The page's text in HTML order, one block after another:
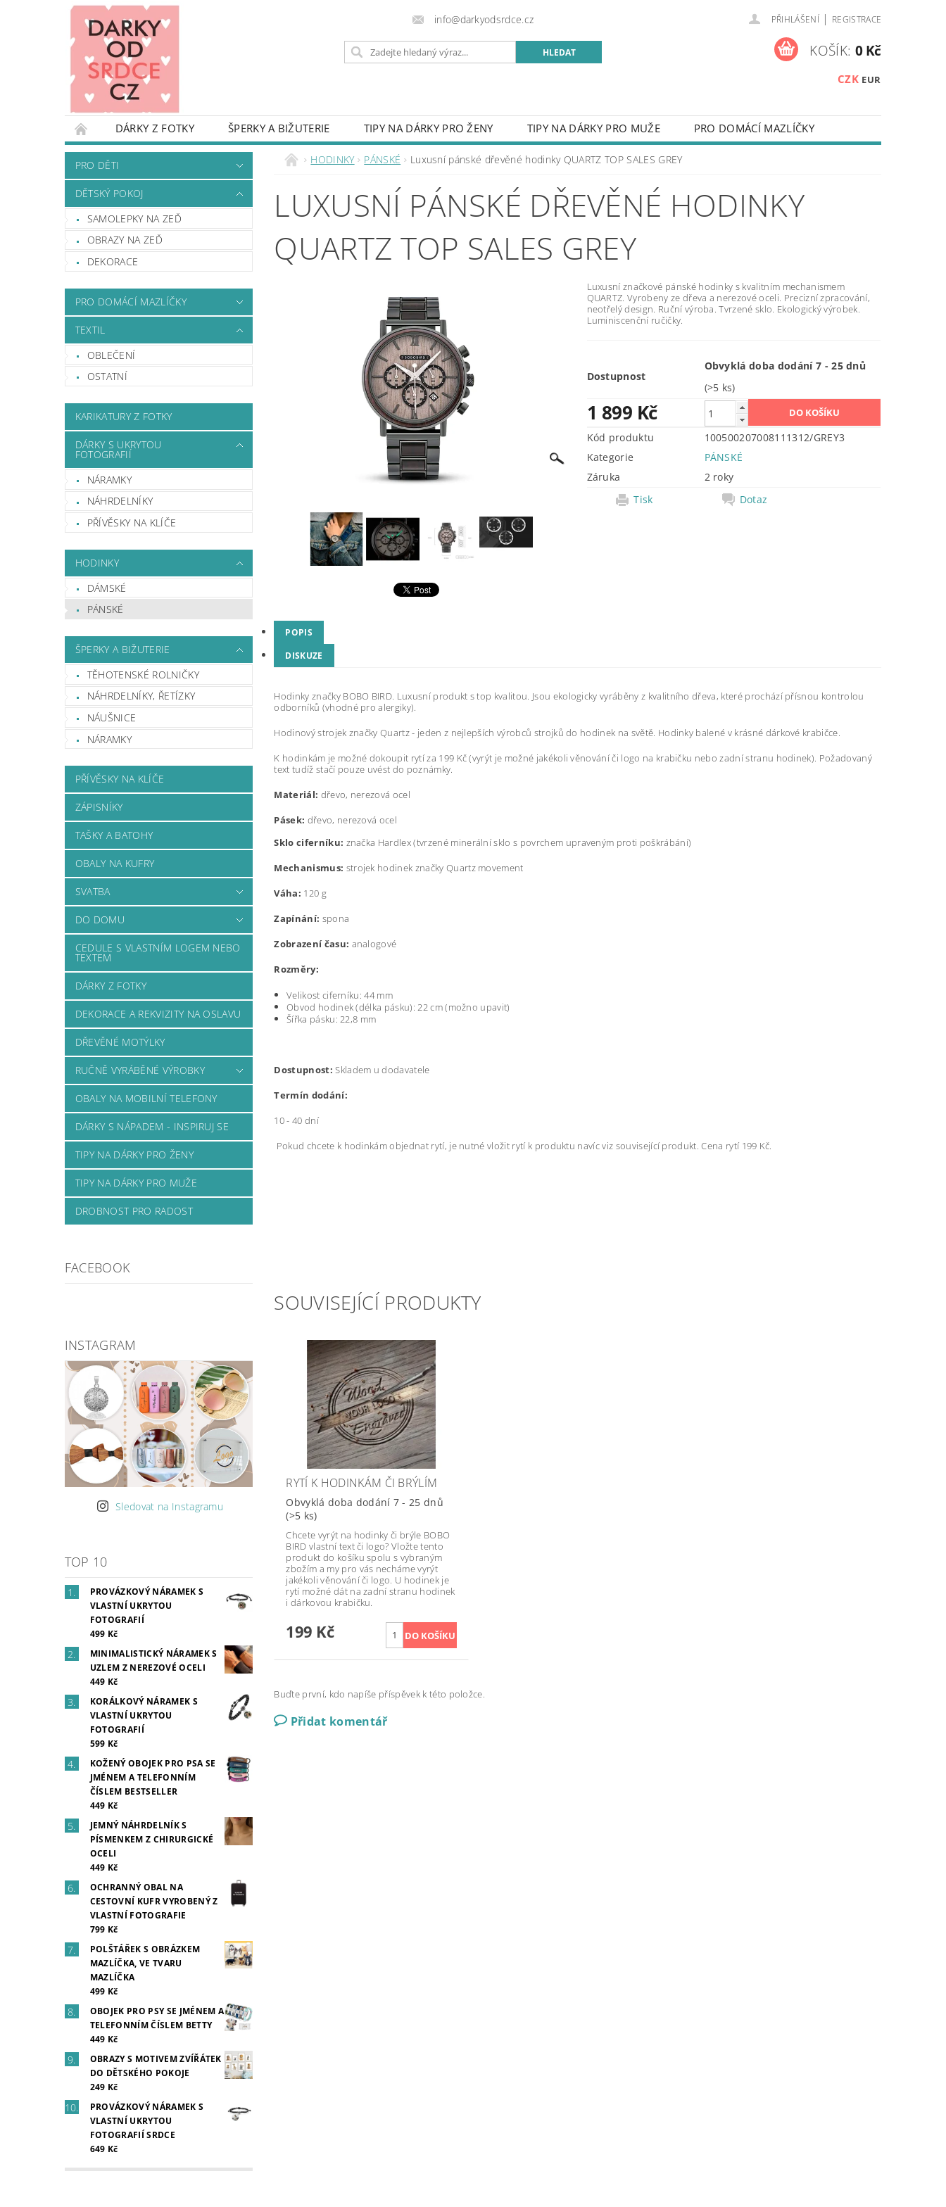
info@darkyodsrdce.cz PŘIHLÁŠENÍ | REGISTRACE
CZK EUR
KOŠÍK: 0 Kč
DÁRKY Z FOTKY ŠPERKY A BIŽUTERIE TIPY NA DÁRKY PRO ŽENY TIPY NA DÁRKY PRO MUŽE
PRO DOMÁCÍ MAZLÍČKY
PRO DĚTI
DĚTSKÝ POKOJ KARIKATURY Z FOTKY HODINKY OBLEČENÍ PŘÍVĚSKY NA KLÍČE
TAŠKY A BATOHY
OBALY NA KUFRY
DEKORACE A REKVIZITY NA OSLAVU
DŘEVĚNÉ MOTÝLKY RUČNĚ VYRÁBĚNÉ VÝROBKY
OBALY NA MOBILNÍ TELEFONY
DÁRKY S NÁPADEM - INSPIRUJ SE
PODMÍNKY OCHRANY OSOBNÍCH ÚDAJŮ
OBCHODNÍ PODMÍNKY NAPIŠTE NÁM ZÁSADY POUŽÍVÁNÍ SOUBORŮ COOKIES
PRO DĚTI
DĚTSKÝ POKOJ
SAMOLEPKY NA ZEĎ
OBRAZY NA ZEĎ
DEKORACE
PRO DOMÁCÍ MAZLÍČKY
TEXTIL
OBLEČENÍ
OSTATNÍ
KARIKATURY Z FOTKY
DÁRKY S UKRYTOU
FOTOGRAFIÍ
NÁRAMKY
NÁHRDELNÍKY
PŘÍVĚSKY NA KLÍČE
HODINKY
DÁMSKÉ
PÁNSKÉ
ŠPERKY A BIŽUTERIE
TĚHOTENSKÉ ROLNIČKY
NÁHRDELNÍKY, ŘETÍZKY
NÁUŠNICE
NÁRAMKY
PŘÍVĚSKY NA KLÍČE
ZÁPISNÍKY
TAŠKY A BATOHY
OBALY NA KUFRY
SVATBA
DO DOMU
CEDULE S VLASTNÍM LOGEM NEBO
TEXTEM
DÁRKY Z FOTKY
DEKORACE A REKVIZITY NA OSLAVU
DŘEVĚNÉ MOTÝLKY
RUČNĚ VYRÁBĚNÉ VÝROBKY
OBALY NA MOBILNÍ TELEFONY
DÁRKY S NÁPADEM - INSPIRUJ SE
TIPY NA DÁRKY PRO ŽENY
TIPY NA DÁRKY PRO MUŽE
DROBNOST PRO RADOST
FACEBOOK
INSTAGRAM
Sledovat na Instagramu
TOP 10
PROVÁZKOVÝ NÁRAMEK S
VLASTNÍ UKRYTOU
FOTOGRAFIÍ
499 Kč
MINIMALISTICKÝ NÁRAMEK S
UZLEM Z NEREZOVÉ OCELI
449 Kč
KORÁLKOVÝ NÁRAMEK S
VLASTNÍ UKRYTOU
FOTOGRAFIÍ
599 Kč
KOŽENÝ OBOJEK PRO PSA SE
JMÉNEM A TELEFONNÍM
ČÍSLEM BESTSELLER
449 Kč
JEMNÝ NÁHRDELNÍK S
PÍSMENKEM Z CHIRURGICKÉ
OCELI
449 Kč
OCHRANNÝ OBAL NA
CESTOVNÍ KUFR VYROBENÝ Z
VLASTNÍ FOTOGRAFIE
799 Kč
POLŠTÁŘEK S OBRÁZKEM
MAZLÍČKA, VE TVARU
MAZLÍČKA
499 Kč
OBOJEK PRO PSY SE JMÉNEM A
TELEFONNÍM ČÍSLEM BETTY
449 Kč
OBRAZY S MOTIVEM ZVÍŘÁTEK
DO DĚTSKÉHO POKOJE
249 Kč
PROVÁZKOVÝ NÁRAMEK S
VLASTNÍ UKRYTOU
FOTOGRAFIÍ SRDCE
649 Kč
HODINKY PÁNSKÉ Luxusní pánské dřevěné hodinky QUARTZ TOP SALES GREY
LUXUSNÍ PÁNSKÉ DŘEVĚNÉ HODINKY
QUARTZ TOP SALES GREY
Luxusní značkové pánské hodinky s kvalitním mechanismem
QUARTZ. Vyrobeny ze dřeva a nerezové oceli. Precizní zpracování,
neotřelý design. Ruční výroba. Tvrzené sklo. Ekologický výrobek.
Luminiscenční ručičky.
Dostupnost
Obvyklá doba dodání 7 - 25 dnů
(>5 ks)
1 899 Kč
Kód produktu
100500207008111312/GREY3
Kategorie
PÁNSKÉ
Záruka
2 roky
Tisk
Dotaz
POPIS
DISKUZE
Hodinky značky BOBO BIRD. Luxusní produkt s top kvalitou. Jsou ekologicky vyráběny z kvalitního dřeva, které prochází přísnou kontrolou
odborníků (vhodné pro alergiky).
Hodinový strojek značky Quartz - jeden z nejlepších výrobců strojků do hodinek na světě. Hodinky balené v krásné dárkové krabičce.
K hodinkám je možné dokoupit rytí za 199 Kč (vyrýt je možné jakékoli věnování či logo na krabičku nebo zadní stranu hodinek). Požadovaný
text tudíž stačí pouze uvést do poznámky.
Materiál: dřevo, nerezová ocel
Pásek: dřevo, nerezová ocel
Sklo ciferníku: značka Hardlex (tvrzené minerální sklo s povrchem upraveným proti poškrábání)
Mechanismus: strojek hodinek značky Quartz movement
Váha: 120 g
Zapínání: spona
Zobrazení času: analogové
Rozměry:
Velikost ciferníku: 44 mm
Obvod hodinek (délka pásku): 22 cm (možno upavit)
Šířka pásku:22,8 mm
Dostupnost: Skladem u dodavatele
Termín dodání:
10 - 40 dní
Pokud chcete k hodinkám objednat rytí, je nutné vložit rytí k produktu navíc viz související produkt. Cena rytí 199 Kč.
SOUVISEJÍCÍ PRODUKTY
RYTÍ K HODINKÁM ČI BRÝLÍM
Obvyklá doba dodání 7 - 25 dnů
(>5 ks)
Chcete vyrýt na hodinky či brýle BOBO
BIRD vlastní text či logo? Vložte tento
produkt do košíku spolu s vybraným
zbožím a my pro vás necháme vyrýt
jakékoli věnování či logo. U hodinek je
rytí možné dát na zadní stranu hodinek
i dárkovou krabičku.
199 Kč
Buďte první, kdo napíše příspěvek k této položce.
Přidat komentář